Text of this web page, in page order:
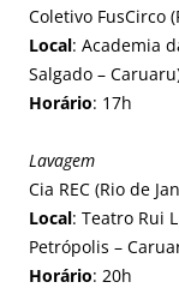
Coletivo FusCirco
Local: Academia
Salgado –
Horário: 17h
Lavagem
Cia REC (Rio de
Local: Teatro Rui
Petrópolis –
Horário: 20h